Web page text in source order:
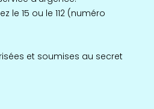
le 15 ou le 112 (numéro
et soumises au secret